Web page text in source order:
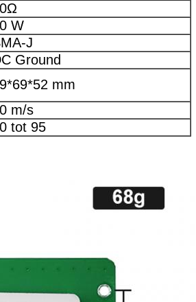
W
J
Ground
mm
m/s
tot 95